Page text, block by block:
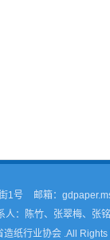
1号
邮箱：
：陈竹、张翠梅、张
造纸行业协会 .All